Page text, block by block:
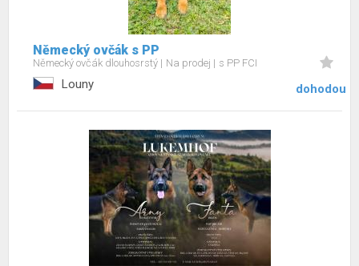
Německý ovčák s PP
Německý ovčák dlouhosrstý Na prodej s PP FCI
Louny dohodou